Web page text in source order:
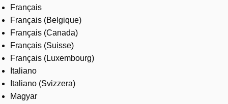
Français
Français (Belgique)
Français (Canada)
Français (Suisse)
Français (Luxembourg)
Italiano
Italiano (Svizzera)
Magyar